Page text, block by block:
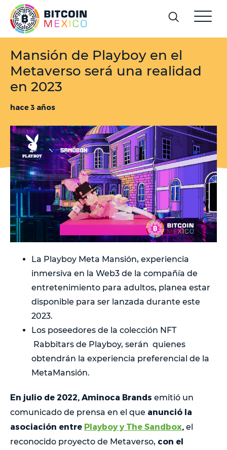
Mansión de Playboy en el
Metaverso será una realidad
en 2023
hace 3 años
La Playboy Meta Mansión, experiencia
inmersiva en la Web3 de la compañía de
entretenimiento para adultos, planea estar
disponible para ser lanzada durante este
2023.
Los poseedores de la colección NFT
Rabbitars de Playboy, serán quienes
obtendrán la experiencia preferencial de la
MetaMansión.
En julio de 2022, Aminoca Brands emitió un
comunicado de prensa en el que anunció la
asociación entre Playboy y The Sandbox el
reconocido proyecto de Metaverso, con el